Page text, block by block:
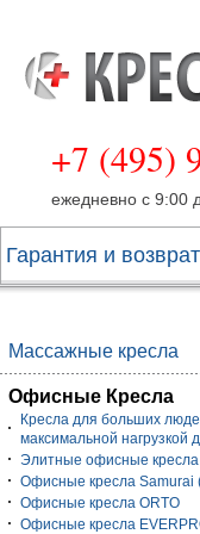
+7 (495)
ежедневно с 9:00
Гарантия и возврат
Массажные кресла
Офисные Кресла
Кресла для больших
максимальной нагрузкой
Элитные офисные кресла
Офисные кресла
Офисные кресла ORTO
Офисные кресла